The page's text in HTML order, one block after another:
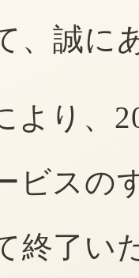
、誠に
より、
ビスの
終了い